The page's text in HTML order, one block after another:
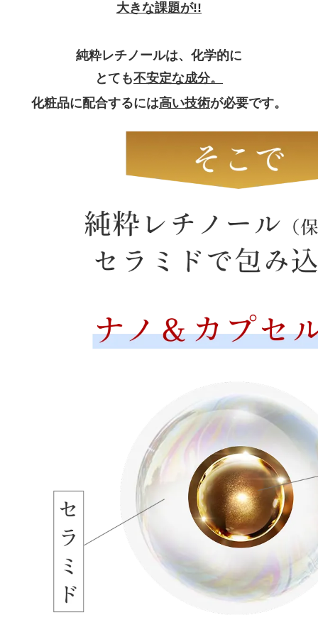
大きな課題が!!
純粋レチノールは、化学的に
とても不安定な成分。
化粧品に配合するには高い技術が必要です。